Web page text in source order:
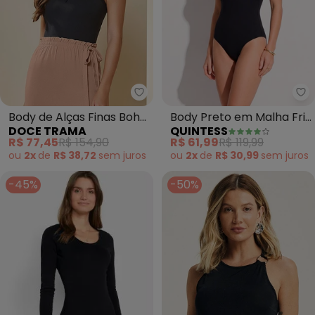
Doce Trama - Body de Alças
Body de Alças Finas Boho
com Renda (Preto)
DOCE TRAMA
R$ 77,45R$ 154,90
ou 2x de R$ 38,72 sem juros
Body Preto em Malha Fria
com Decote V e Alças
Reguláveis
QUINTESS
R$ 61,99R$ 119,99
ou 2x de R$ 30,99 sem juros
-45% -50%